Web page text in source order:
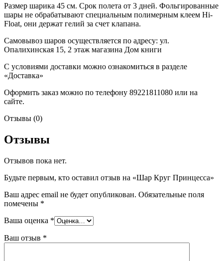
Размер шарика 45 см. Срок полета от 3 дней. Фольгированные
шары не обрабатывают специальным полимерным клеем Hi-
Float, они держат гелий за счет клапана.
Самовывоз шаров осуществляется по адресу: ул.
Опалихинская 15, 2 этаж магазина Дом книги
С условиями доставки можно ознакомиться в разделе
«Доставка»
Оформить заказ можно по телефону 89221811080 или на
сайте.
Отзывы (0)
Отзывы
Отзывов пока нет.
Будьте первым, кто оставил отзыв на «Шар Круг Принцесса»
Ваш адрес email не будет опубликован. Обязательные поля
помечены *
Ваша оценка *
Ваш отзыв *